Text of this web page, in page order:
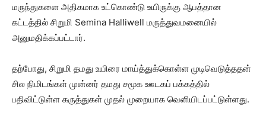
மருந்துகளை அதிகமாக உட்கொண்டு உயிருக்கு ஆபத்தான
கட்டத்தில் சிறுமி Semina Halliwell மருத்துவமனையில்
அனுமதிக்கப்பட்டார்.
தற்போது, சிறுமி தமது உயிரை மாய்த்துக்கொள்ள முடிவெடுத்ததன்
சில நிமிடங்கள் முன்னர் தமது சமூக ஊடகப் பக்கத்தில்
பதிவிட்டுள்ள கருத்துகள் முதல் முறையாக வெளியிடப்பட்டுள்ளது.